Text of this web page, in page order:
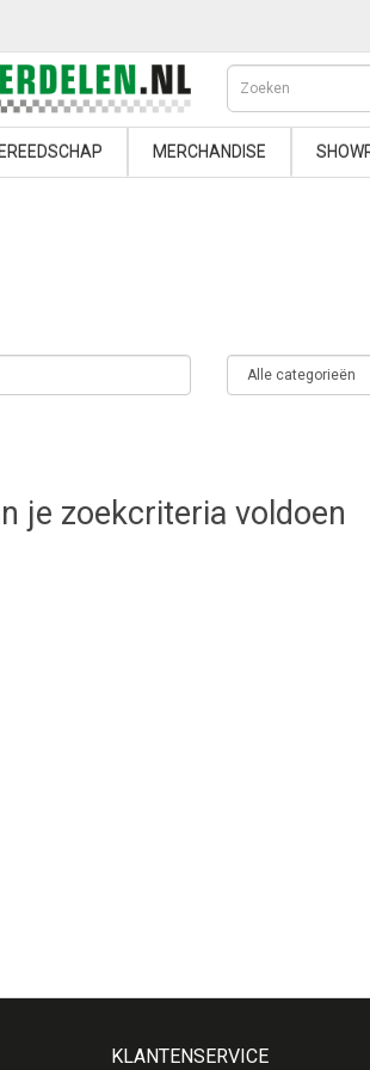
MERCHANDISE
je zoekcriteria voldoen
KLANTENSERVICE